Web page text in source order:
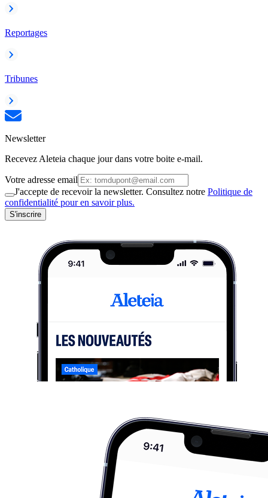
Reportages
Tribunes
Newsletter
Recevez Aleteia chaque jour dans votre boite e-mail.
Votre adresse email
J'accepte de recevoir la newsletter. Consultez notre Politique de
confidentialité pour en savoir plus.
S'inscrire